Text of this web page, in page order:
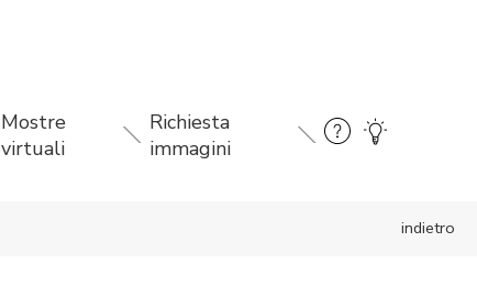
Mostre
virtuali
Richiesta
immagini
indietro